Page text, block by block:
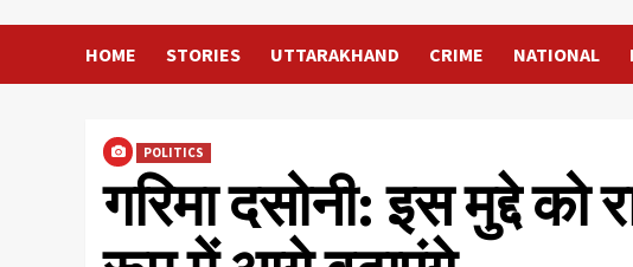
HOME STORIES UTTARAKHAND CRIME NATIONAL
POLITICS
गरिमा दसोनी: इस मुद्दे को